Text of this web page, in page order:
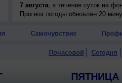
7 августа, в течение суток на
переменная облачность,
Прогноз погоды обновлен 20
Самочувствие
Почасовой Сегодня
ПЯТНИЦА